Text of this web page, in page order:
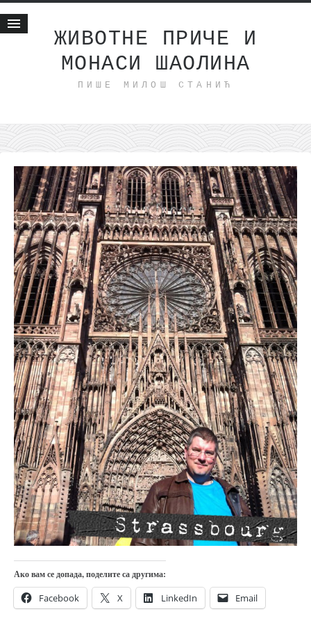
ЖИВОТНЕ ПРИЧЕ И
МОНАСИ ШАОЛИНА
ПИШЕ МИЛОШ СТАНИЋ
Животне приче
интернет пословање
исхраном до здравља
мој хаику
моменти и места
бонус садржај
светлопис
законоправило
духовни отац
православље
забрањена историја
ћирилица
породичне приче
прота Воја
уместо твитера
календар српски
азбуки и књиге
Окинава карате
најновије на блогу
моје белешке
бубиши
карате
Ако вам се допада, поделите са другима:
Facebook X LinkedIn Email